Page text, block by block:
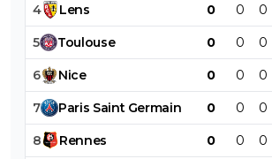
4 Lens 0 0 0
5 Toulouse 0 0 0
6 Nice 0 0 0
7 Paris Saint Germain 0 0 0
8 Rennes 0 0 0